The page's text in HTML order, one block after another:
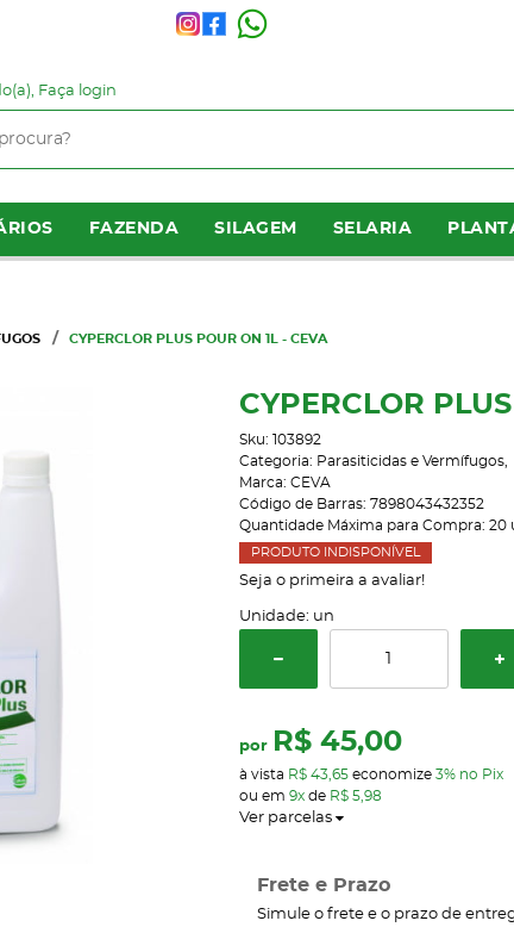
Faça login
FAZENDA SILAGEM SELARIA
CYPERCLOR PLUS POUR ON 1L - CEVA
CYPERCLOR
Sku: 103892
Categoria: Parasiticidas e Vermífugos
Marca: CEVA
Código de Barras: 7898043432352
Quantidade Máxima para Compra: 20
PRODUTO INDISPONÍVEL
Seja o primeira a avaliar!
Unidade: un
por R$ 45,00
à vista R$ 43,65economize 3% no Pix
ou em 9xde R$ 5,98
Ver parcelas
Frete e Prazo
Simule o frete e o prazo de